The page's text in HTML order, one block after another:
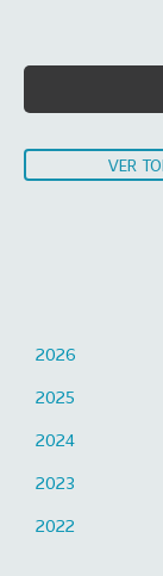
VER
2026
2025
2024
2023
2022